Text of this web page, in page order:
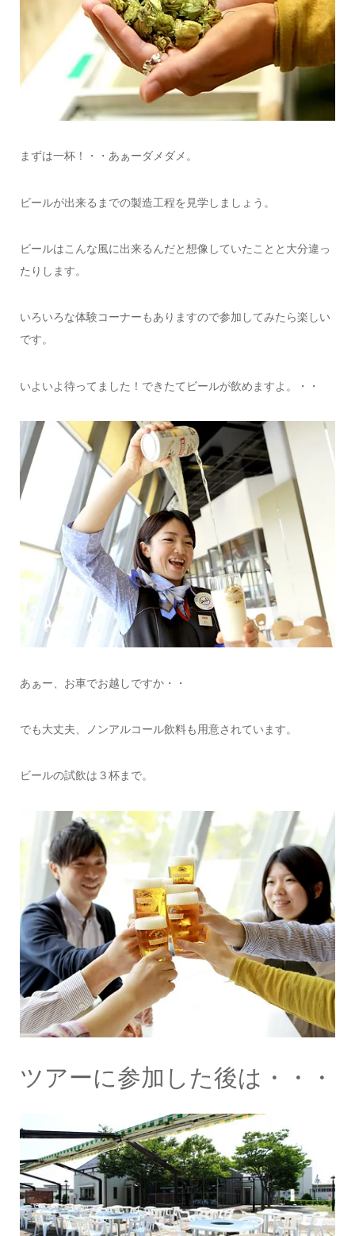
まずは一杯！・・あぁーダメダメ。
ビールが出来るまでの製造工程を見学しましょう。
ビールはこんな風に出来るんだと想像していたことと大分違っ
たりします。
いろいろな体験コーナーもありますので参加してみたら楽しい
です。
いよいよ待ってました！できたてビールが飲めますよ。・・
あぁー、お車でお越しですか・・
でも大丈夫、ノンアルコール飲料も用意されています。
ビールの試飲は３杯まで。
ツアーに参加した後は・・・